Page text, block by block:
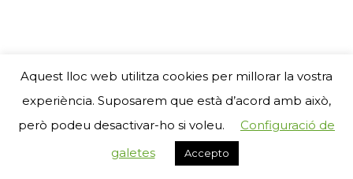
Aquest lloc web utilitza cookies per millorar la vostra
experiència. Suposarem que està d’acord amb això,
però podeu desactivar-ho si voleu.
Configuració de
galetes
Accepto